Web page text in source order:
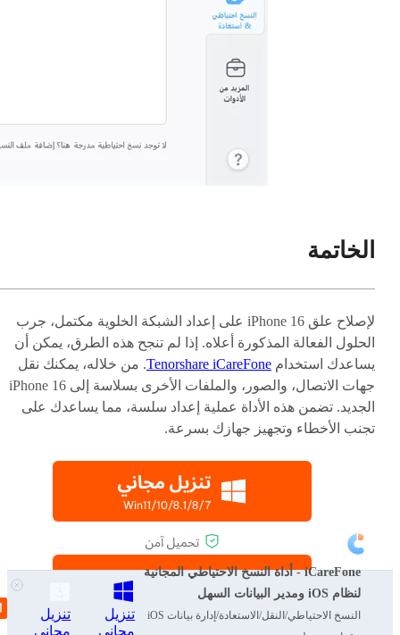
الخاتمة
لإصلاح علق iPhone 16 على إعداد الشبكة الخلوية مكتمل، جرب
الحلول الفعالة المذكورة أعلاه. إذا لم تنجح هذه الطرق، يمكن أن
يساعدك استخدام Tenorshare iCareFone. من خلاله، يمكنك نقل
جهات الاتصال، والصور، والملفات الأخرى بسلاسة إلى iPhone 16
الجديد. تضمن هذه الأداة عملية إعداد سلسة، مما يساعدك على
تجنب الأخطاء وتجهيز جهازك بسرعة.
iCareFone - أداة النسخ الاحتياطي المجانية
لنظام iOS ومدير البيانات السهل
النسخ الاحتياطي/النقل/الاستعادة/إدارة بيانات iOS
تنزيل
مجاني
تنزيل
مجاني